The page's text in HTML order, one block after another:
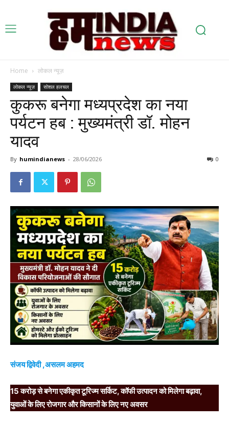
Home लोकल न्यूज़
लोकल न्यूज़ सोशल हलचल
कुकरू बनेगा मध्यप्रदेश का नया
पर्यटन हब : मुख्यमंत्री डॉ. मोहन
यादव
By humindianews - 28/06/2026 0
संजय द्विवेदी ,असलम अहमद
15 करोड़ से बनेगा एकीकृत टूरिज्म सर्किट, कॉफी उत्पादन को मिलेगा बढ़ावा,
युवाओं के लिए रोजगार और किसानों के लिए नए अवसर